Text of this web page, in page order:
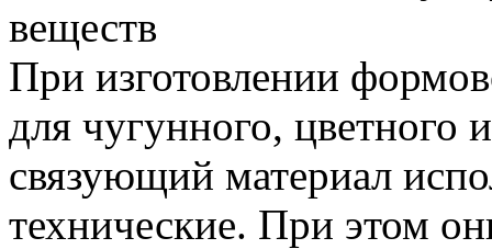
веществ
При изготовлении
для чугунного, цветного
связующий материал
технические. При этом